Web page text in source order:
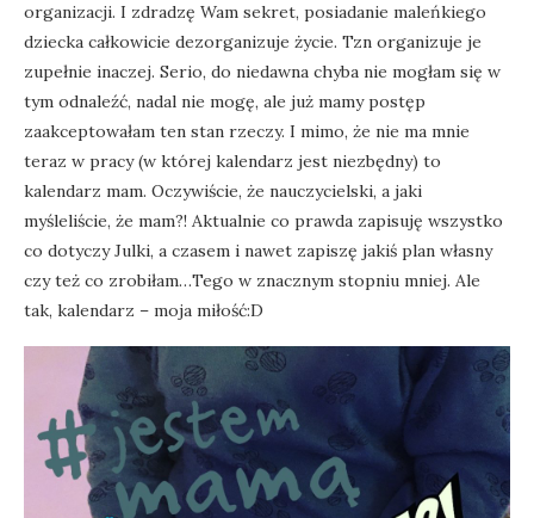
organizacji. I zdradzę Wam sekret, posiadanie maleńkiego
dziecka całkowicie dezorganizuje życie. Tzn organizuje je
zupełnie inaczej. Serio, do niedawna chyba nie mogłam się w
tym odnaleźć, nadal nie mogę, ale już mamy postęp
zaakceptowałam ten stan rzeczy. I mimo, że nie ma mnie
teraz w pracy (w której kalendarz jest niezbędny) to
kalendarz mam. Oczywiście, że nauczycielski, a jaki
myśleliście, że mam?! Aktualnie co prawda zapisuję wszystko
co dotyczy Julki, a czasem i nawet zapiszę jakiś plan własny
czy też co zrobiłam…Tego w znacznym stopniu mniej. Ale
tak, kalendarz – moja miłość:D